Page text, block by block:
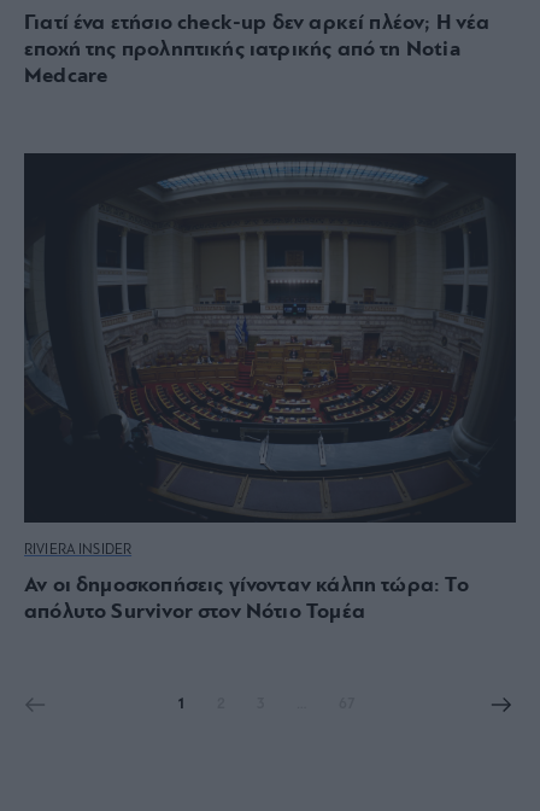
Γιατί ένα ετήσιο check-up δεν αρκεί πλέον; Η νέα
εποχή της προληπτικής ιατρικής από τη Notia
Medcare
RIVIERA INSIDER
Αν οι δημοσκοπήσεις γίνονταν κάλπη τώρα: Το
απόλυτο Survivor στον Νότιο Τομέα
1